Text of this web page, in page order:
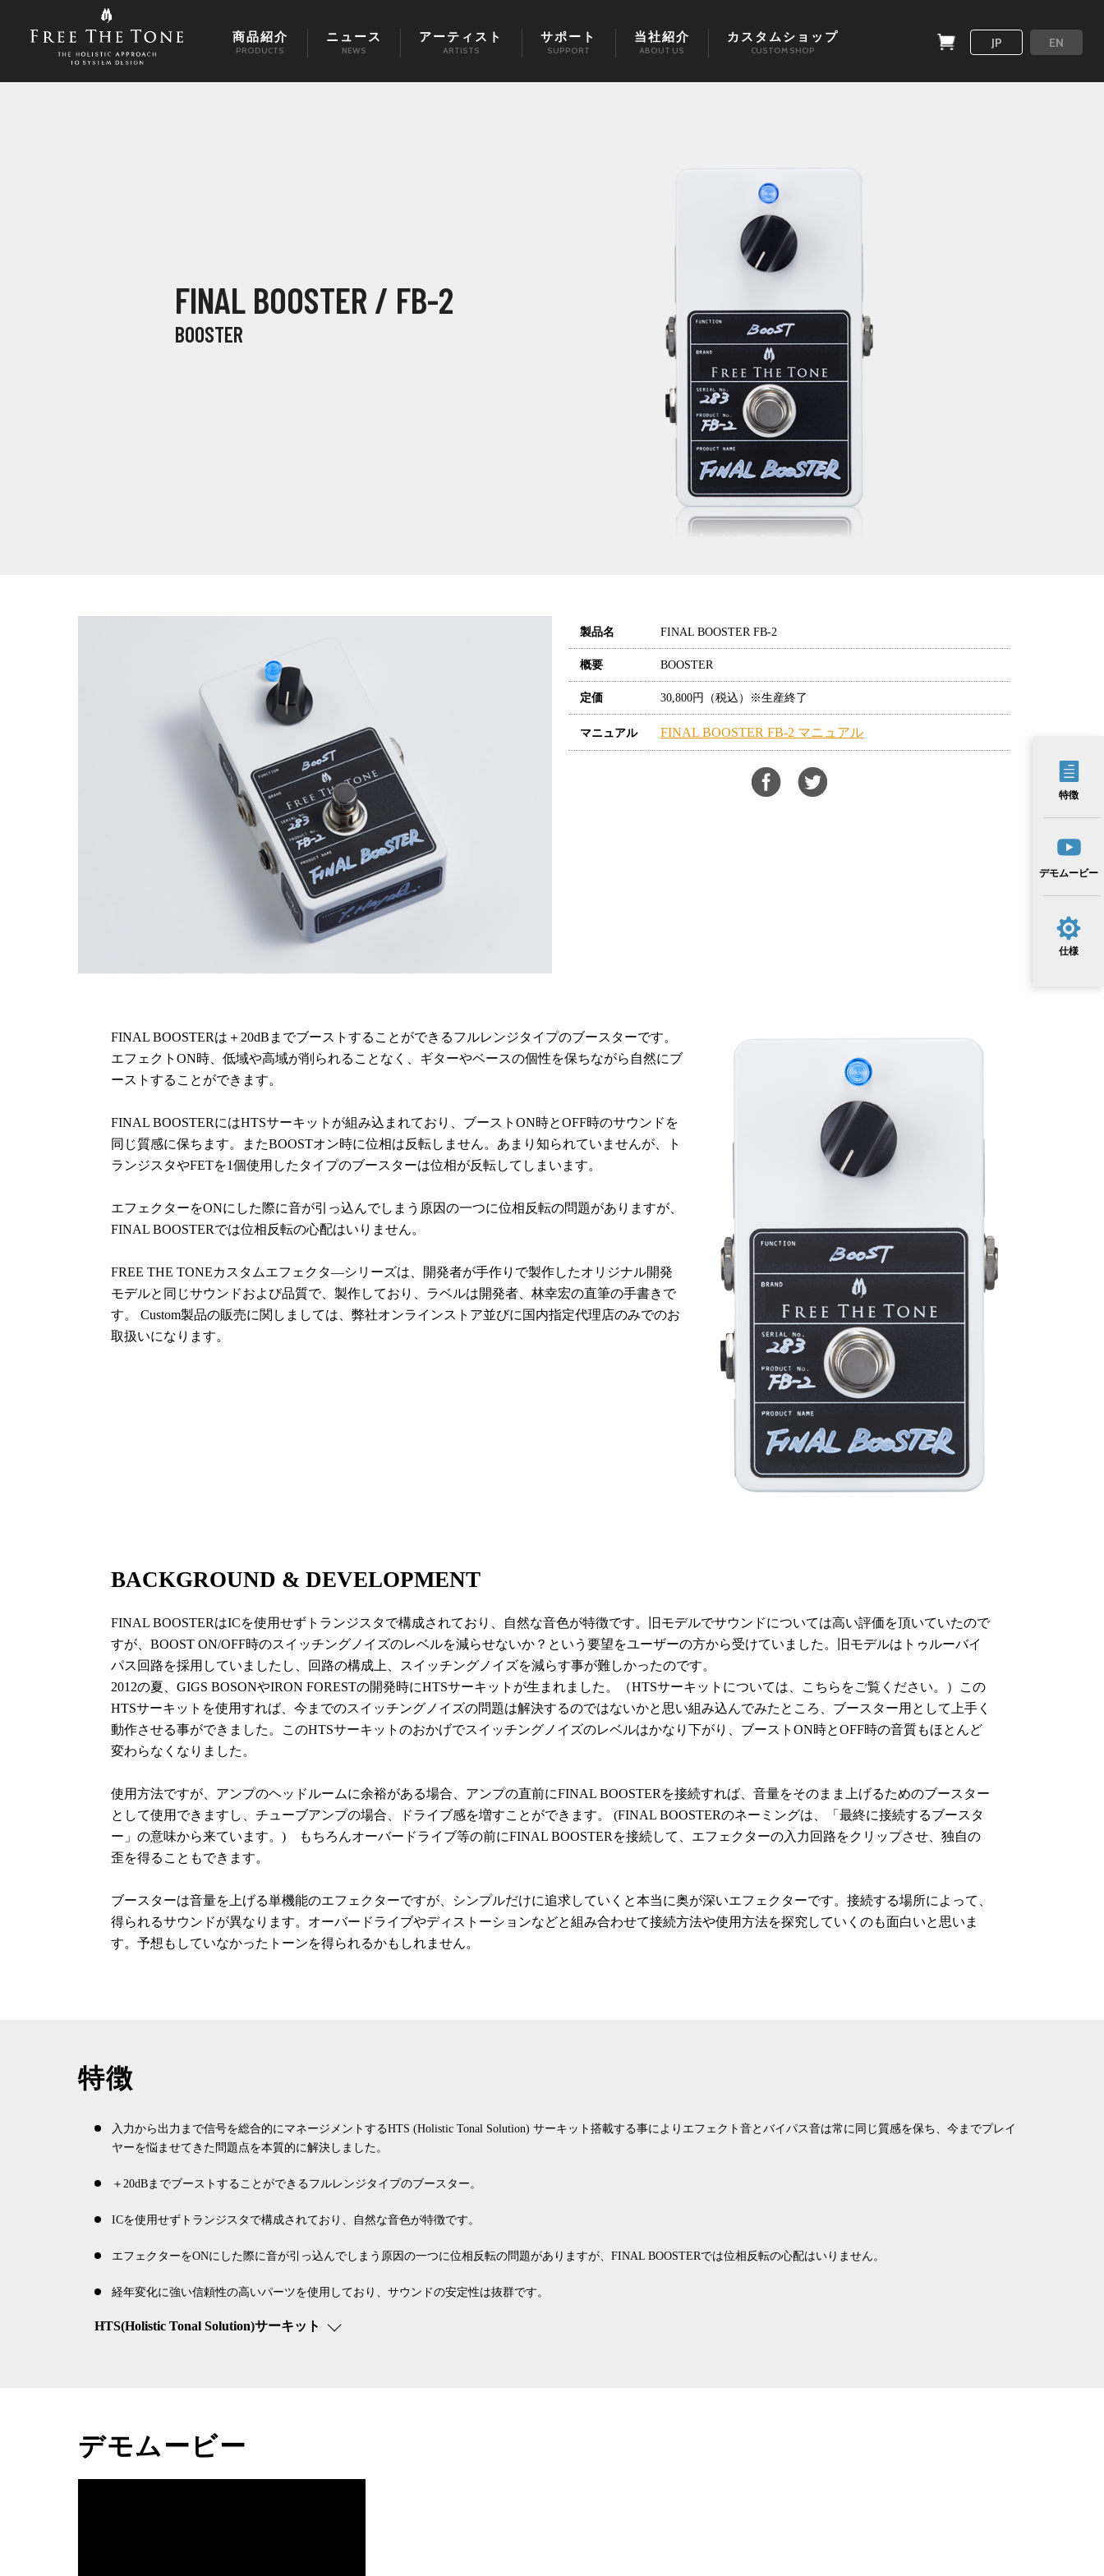
商品紹介
PRODUCTS
ニュース
NEWS
アーティスト
ARTISTS
サポート
SUPPORT
当社紹介
ABOUT US
カスタムショップ
CUSTOM SHOP
JP EN
FINAL BOOSTER / FB-2
BOOSTER
特徴
デモムービー
仕様
製品名 FINAL BOOSTER FB-2
概要 BOOSTER
定価 30,800円（税込）※生産終了
マニュアル FINAL BOOSTER FB-2 マニュアル
FINAL BOOSTERは＋20dBまでブーストすることができるフルレンジタイプのブースターです。
エフェクトON時、低域や高域が削られることなく、ギターやベースの個性を保ちながら自然にブ
ーストすることができます。
FINAL BOOSTERにはHTSサーキットが組み込まれており、ブーストON時とOFF時のサウンドを
同じ質感に保ちます。またBOOSTオン時に位相は反転しません。あまり知られていませんが、ト
ランジスタやFETを1個使用したタイプのブースターは位相が反転してしまいます。
エフェクターをONにした際に音が引っ込んでしまう原因の一つに位相反転の問題がありますが、
FINAL BOOSTERでは位相反転の心配はいりません。
FREE THE TONEカスタムエフェクタ―シリーズは、開発者が手作りで製作したオリジナル開発
モデルと同じサウンドおよび品質で、製作しており、ラベルは開発者、林幸宏の直筆の手書きで
す。 Custom製品の販売に関しましては、弊社オンラインストア並びに国内指定代理店のみでのお
取扱いになります。
BACKGROUND & DEVELOPMENT
FINAL BOOSTERはICを使用せずトランジスタで構成されており、自然な音色が特徴です。旧モデルでサウンドについては高い評価を頂いていたので
すが、BOOST ON/OFF時のスイッチングノイズのレベルを減らせないか？という要望をユーザーの方から受けていました。旧モデルはトゥルーバイ
パス回路を採用していましたし、回路の構成上、スイッチングノイズを減らす事が難しかったのです。
2012の夏、GIGS BOSONやIRON FORESTの開発時にHTSサーキットが生まれました。（HTSサーキットについては、こちらをご覧ください。）この
HTSサーキットを使用すれば、今までのスイッチングノイズの問題は解決するのではないかと思い組み込んでみたところ、ブースター用として上手く
動作させる事ができました。このHTSサーキットのおかげでスイッチングノイズのレベルはかなり下がり、ブーストON時とOFF時の音質もほとんど
変わらなくなりました。
使用方法ですが、アンプのヘッドルームに余裕がある場合、アンプの直前にFINAL BOOSTERを接続すれば、音量をそのまま上げるためのブースター
として使用できますし、チューブアンプの場合、ドライブ感を増すことができます。 (FINAL BOOSTERのネーミングは、「最終に接続するブースタ
ー」の意味から来ています。) もちろんオーバードライブ等の前にFINAL BOOSTERを接続して、エフェクターの入力回路をクリップさせ、独自の
歪を得ることもできます。
ブースターは音量を上げる単機能のエフェクターですが、シンプルだけに追求していくと本当に奥が深いエフェクターです。接続する場所によって、
得られるサウンドが異なります。オーバードライブやディストーションなどと組み合わせて接続方法や使用方法を探究していくのも面白いと思いま
す。予想もしていなかったトーンを得られるかもしれません。
特徴
入力から出力まで信号を総合的にマネージメントするHTS (Holistic Tonal Solution) サーキット搭載する事によりエフェクト音とバイパス音は常に同じ質感を保ち、今までプレイ
ヤーを悩ませてきた問題点を本質的に解決しました。
＋20dBまでブーストすることができるフルレンジタイプのブースター。
ICを使用せずトランジスタで構成されており、自然な音色が特徴です。
エフェクターをONにした際に音が引っ込んでしまう原因の一つに位相反転の問題がありますが、FINAL BOOSTERでは位相反転の心配はいりません。
経年変化に強い信頼性の高いパーツを使用しており、サウンドの安定性は抜群です。
HTS(Holistic Tonal Solution)サーキット
デモムービー